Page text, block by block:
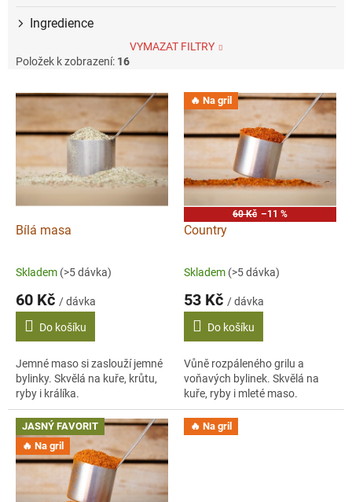
Ingredience
VYMAZAT FILTRY
Položek k zobrazení: 16
V
Bílá masa
Skladem (>5 dávka)
60 Kč / dávka
Do košíku
Jemné maso si zaslouží jemné
bylinky. Skvělá na kuře, krůtu,
ryby i králíka.
🔥 Na gril
60 Kč –11 %
Country
Skladem (>5 dávka)
53 Kč / dávka
Do košíku
Vůně rozpáleného grilu a
voňavých bylinek. Skvělá na
kuře, ryby i mleté maso.
JASNÝ FAVORIT
🔥 Na gril
🔥 Na gril